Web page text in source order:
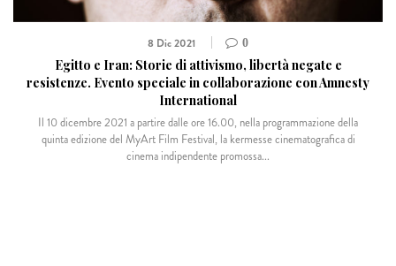
8 Dic 2021 0
Egitto e Iran: Storie di attivismo, libertà negate e
resistenze. Evento speciale in collaborazione con Amnesty
International
Il 10 dicembre 2021 a partire dalle ore 16.00, nella programmazione della
quinta edizione del MyArt Film Festival, la kermesse cinematografica di
cinema indipendente promossa...